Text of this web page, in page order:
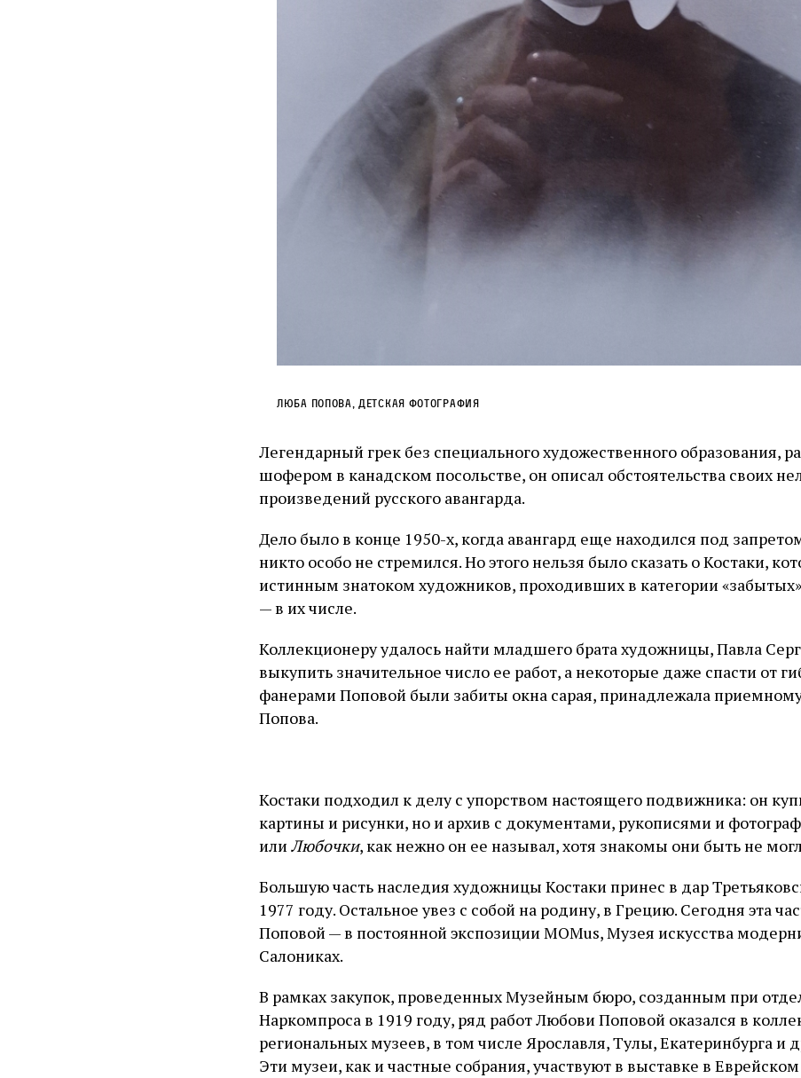
Люба Попова, детская фотография
Легендарный грек без специального художественного образования,
шофером в канадском посольстве, он описал обстоятельства своих
произведений русского авангарда.
Дело было в конце 1950-х, когда авангард еще находился под
никто особо не стремился. Но этого нельзя было сказать о Костаки,
истинным знатоком художников, проходивших в категории
— в их числе.
Коллекционеру удалось найти младшего брата художницы, Павла
выкупить значительное число ее работ, а некоторые даже спасти от
фанерами Поповой были забиты окна сарая, принадлежала
Попова.
Костаки подходил к делу с упорством настоящего подвижника: он
картины и рисунки, но и архив с документами, рукописями и
илиЛюбочки, как нежно он ее называл, хотя знакомы они быть не
Большую часть наследия художницы Костаки принес в дар
1977 году. Остальное увез с собой на родину, в Грецию. Сегодня эта
Поповой — в постоянной экспозиции MOMus, Музея искусства
Салониках.
В рамках закупок, проведенных Музейным бюро, созданным при
Наркомпроса в 1919 году, ряд работ Любови Поповой оказался в
региональных музеев, в том числе Ярославля, Тулы, Екатеринбурга и
Эти музеи, как и частные собрания, участвуют в выставке в
Подпишитесь на рассылку журнала ЛЕХАИМ и получайте самые
интересные публикации с сайта по электронной почте
Подписаться